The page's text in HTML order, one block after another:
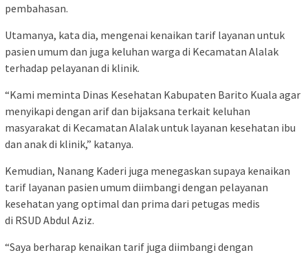
pembahasan.
Utamanya, kata dia, mengenai kenaikan tarif layanan untuk
pasien umum dan juga keluhan warga di Kecamatan Alalak
terhadap pelayanan di klinik.
“Kami meminta Dinas Kesehatan Kabupaten Barito Kuala agar
menyikapi dengan arif dan bijaksana terkait keluhan
masyarakat di Kecamatan Alalak untuk layanan kesehatan ibu
dan anak di klinik,” katanya.
Kemudian, Nanang Kaderi juga menegaskan supaya kenaikan
tarif layanan pasien umum diimbangi dengan pelayanan
kesehatan yang optimal dan prima dari petugas medis
di RSUD Abdul Aziz.
“Saya berharap kenaikan tarif juga diimbangi dengan